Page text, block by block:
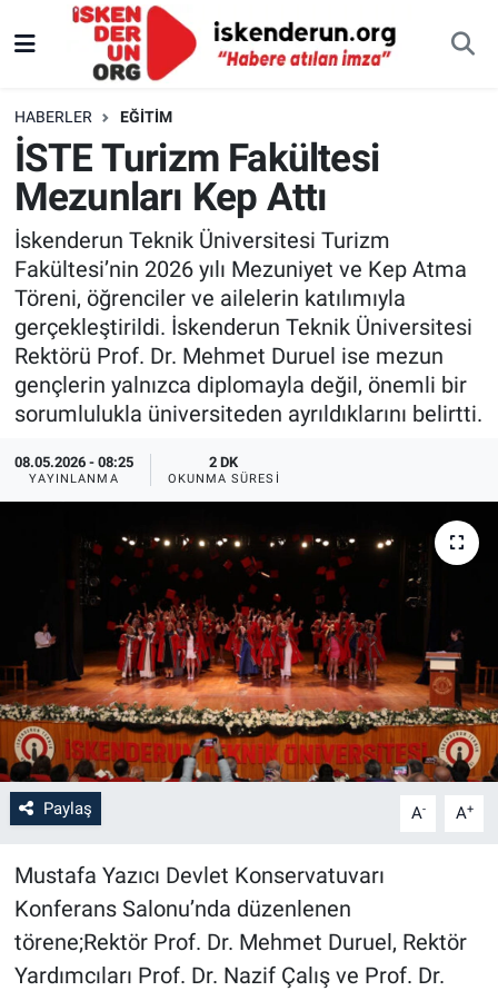
HABERLER EĞITIM
İSTE Turizm Fakültesi
Mezunları Kep Attı
İskenderun Teknik Üniversitesi Turizm
Fakültesi’nin 2026 yılı Mezuniyet ve Kep Atma
Töreni, öğrenciler ve ailelerin katılımıyla
gerçekleştirildi. İskenderun Teknik Üniversitesi
Rektörü Prof. Dr. Mehmet Duruel ise mezun
gençlerin yalnızca diplomayla değil, önemli bir
sorumlulukla üniversiteden ayrıldıklarını belirtti.
08.05.2026 - 08:25
YAYINLANMA
2 DK
OKUNMA SÜRESI
Paylaş A- A+
Mustafa Yazıcı Devlet Konservatuvarı
Konferans Salonu’nda düzenlenen
törene;Rektör Prof. Dr. Mehmet Duruel, Rektör
Yardımcıları Prof. Dr. Nazif Çalış ve Prof. Dr.